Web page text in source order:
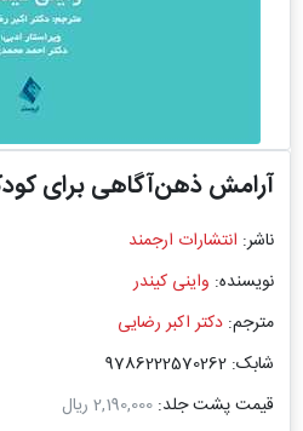
آرامش ذهن‌آگاهی برای
ناشر: انتشارات ارجمند
نویسنده: واینی کیندر
مترجم: دکتر اکبر رضایی
شابک: 9786222570262
قیمت پشت جلد: 2,190,000 ریال